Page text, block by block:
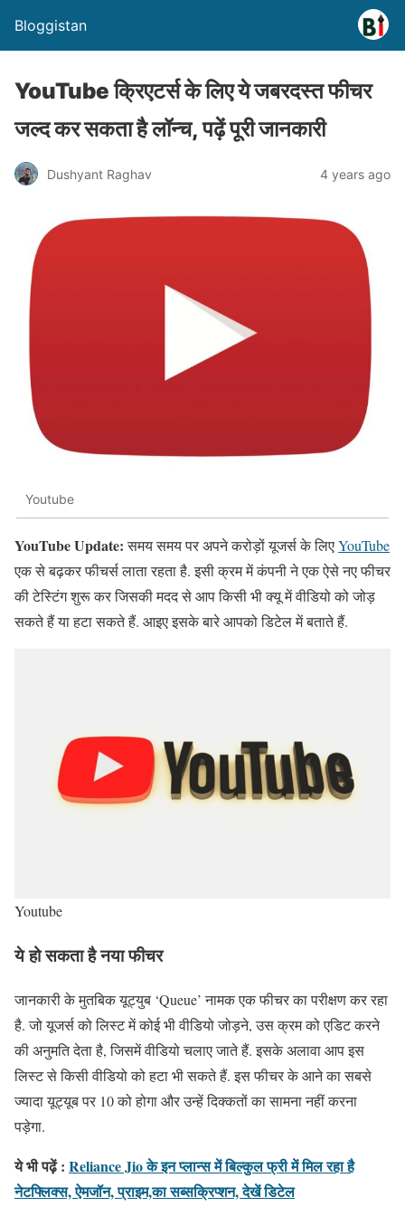
Bloggistan
YouTube क्रिएटर्स के लिए ये जबरदस्त फीचर
जल्द कर सकता है लॉन्च, पढ़ें पूरी जानकारी
Dushyant Raghav 4 years ago
Youtube
YouTube Update:समय समय पर अपने करोड़ों यूजर्स के लिएYouTube
एक से बढ़कर फीचर्स लाता रहता है. इसी क्रम में कंपनी ने एक ऐसे नए फीचर
की टेस्टिंग शुरू कर जिसकी मदद से आप किसी भी क्यू में वीडियो को जोड़
सकते हैं या हटा सकते हैं. आइए इसके बारे आपको डिटेल में बताते हैं.
Youtube
ये हो सकता है नया फीचर
जानकारी के मुतबिक यूट्युब ‘Queue’ नामक एक फीचर का परीक्षण कर रहा
है. जो यूजर्स को लिस्ट में कोई भी वीडियो जोड़ने, उस क्रम को एडिट करने
की अनुमति देता है, जिसमें वीडियो चलाए जाते हैं. इसके अलावा आप इस
लिस्ट से किसी वीडियो को हटा भी सकते हैं. इस फीचर के आने का सबसे
ज्यादा यूट्यूब पर 10 को होगा और उन्हें दिक्कतों का सामना नहीं करना
पड़ेगा.
ये भी पढ़ें : Reliance Jio के इन प्लान्स में बिल्कुल फ्री में मिल रहा है
नेटफ्लिक्स, ऐमजॉन, प्राइम,का सब्सक्रिप्शन, देखें डिटेल